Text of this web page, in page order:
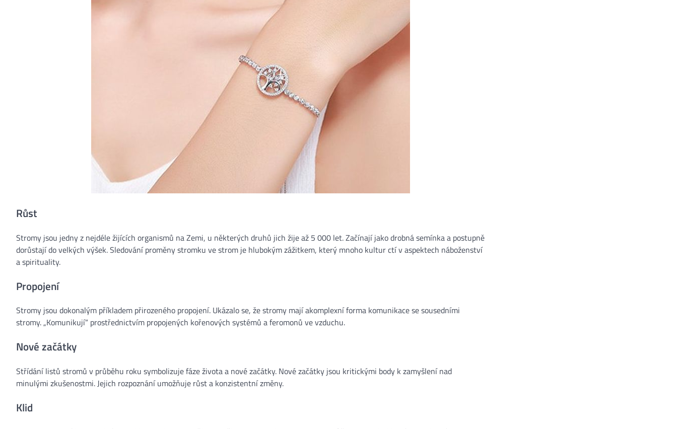
Růst
Stromy jsou jedny z nejdéle žijících organismů na Zemi, u některých druhů jich žije až 5 000 let. Začínají jako drobná semínka a postupně
dorůstají do velkých výšek. Sledování proměny stromku ve strom je hlubokým zážitkem, který mnoho kultur ctí v aspektech náboženství
a spirituality.
Propojení
Stromy jsou dokonalým příkladem přirozeného propojení. Ukázalo se, že stromy mají akomplexní forma komunikace se sousedními
stromy. „Komunikují“ prostřednictvím propojených kořenových systémů a feromonů ve vzduchu.
Nové začátky
Střídání listů stromů v průběhu roku symbolizuje fáze života a nové začátky. Nové začátky jsou kritickými body k zamyšlení nad
minulými zkušenostmi. Jejich rozpoznání umožňuje růst a konzistentní změny.
Klid